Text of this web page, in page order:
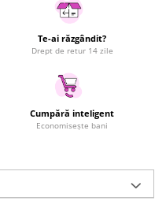
Te-ai răzgândit?
Drept de retur 14 zile
Cumpără inteligent
Economisește bani